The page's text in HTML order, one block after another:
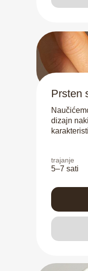
Prsten
dizajn
5–7 sati
trajanje